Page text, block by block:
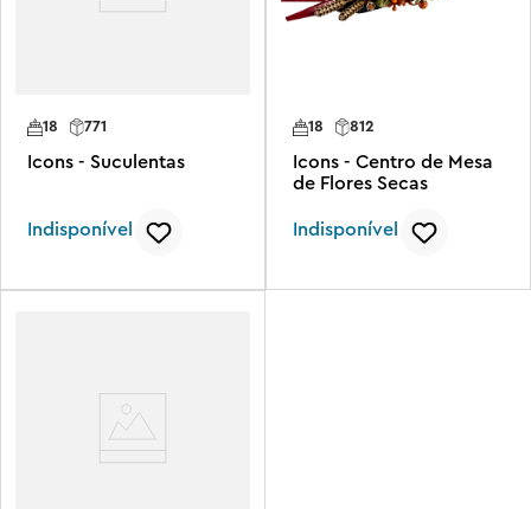
771
18
Icons - Suculentas
Indisponível
812
18
Icons - Centro de Mesa
de Flores Secas
Indisponível